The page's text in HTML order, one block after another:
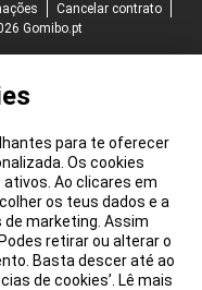
Cancelar contrato
Gomibo.pt
para te oferecer
Os cookies
Ao clicares em
os teus dados e a
marketing. Assim
retirar ou alterar o
Basta descer até ao
de cookies’. Lê mais